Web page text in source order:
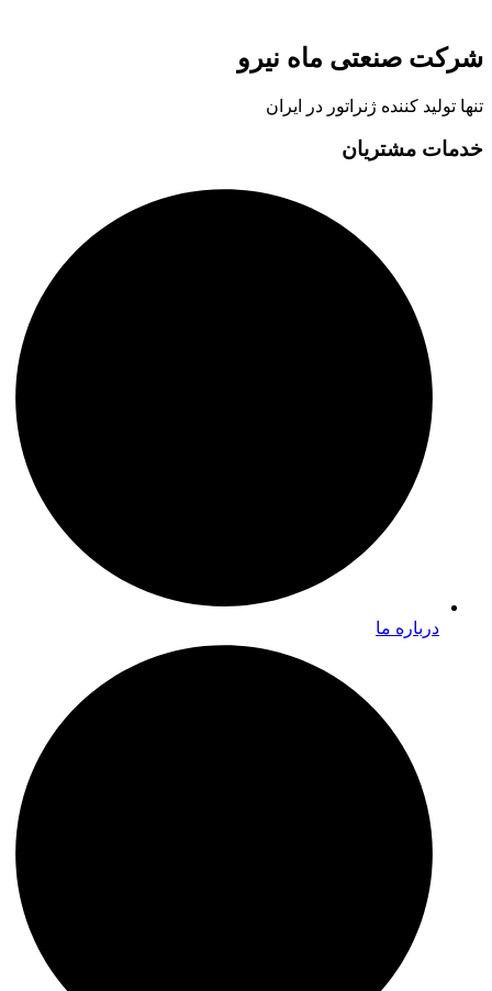
شرکت صنعتی ماه نیرو
تنها تولید کننده ژنراتور در ایران
خدمات مشتریان
درباره ما